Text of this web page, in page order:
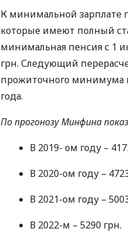
К минимальной зарплате
которые имеют полный
минимальная пенсия с 1
грн. Следующий
прожиточного минимума
года.
По прогонозу Минфина
В 2019- ом году –
В 2020-ом году –
В 2021-ом году –
В 2022-м – 5290 грн.